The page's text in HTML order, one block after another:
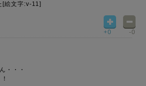
[絵文字:v-11]
+0 -0
・・・